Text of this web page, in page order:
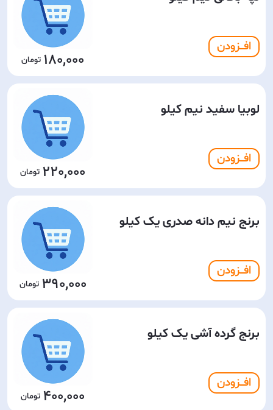
افـــزودن
180,000
لوبیا سفید نیم کیلو
افـــزودن
220,000
برنج نیم دانه صدری یک کیلو
افـــزودن
390,000
برنج گرده آشی یک کیلو
افـــزودن
400,000